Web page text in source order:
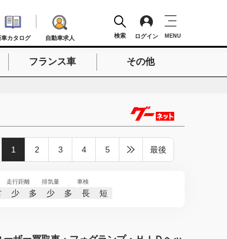
車カタログ 自動車求人 検索 ログイン MENU
フランス車 その他
1 2 3 4 5 最後
走行距離
少 多
排気量
少 多
車検
長 短